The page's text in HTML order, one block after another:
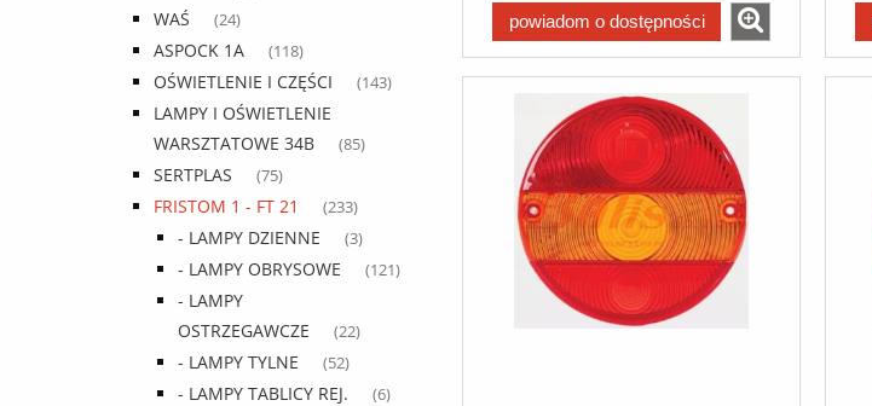
WAŚ (24)
ASPOCK 1A (118)
OŚWIETLENIE I CZĘŚCI (143)
LAMPY I OŚWIETLENIE
WARSZTATOWE 34B
(85)
SERTPLAS (75)
FRISTOM 1 - FT 21 (233)
- LAMPY DZIENNE (3)
- LAMPY OBRYSOWE (121)
- LAMPY
OSTRZEGAWCZE
(22)
- LAMPY TYLNE (52)
- LAMPY TABLICY REJ. (6)
powiadom o dostępności